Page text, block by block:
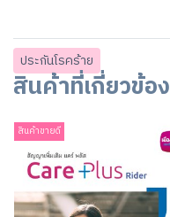
ประกันโรคร้าย
สินค้าที่เกี่ยวข้อง
สินค้าขายดี